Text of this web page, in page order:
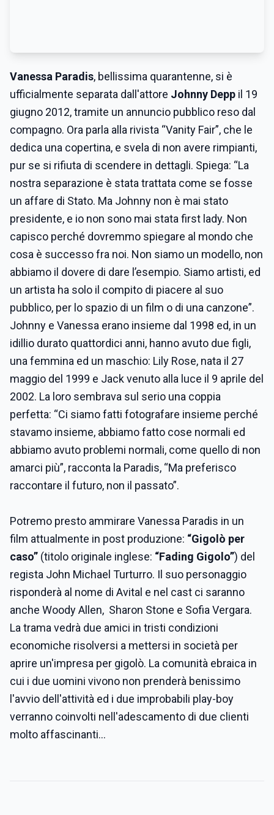
Vanessa Paradis, bellissima quarantenne, si è
ufficialmente separata dall'attore Johnny Depp il 19
giugno 2012, tramite un annuncio pubblico reso dal
compagno. Ora parla alla rivista “Vanity Fair”, che le
dedica una copertina, e svela di non avere rimpianti,
pur se si rifiuta di scendere in dettagli. Spiega: “La
nostra separazione è stata trattata come se fosse
un affare di Stato. Ma Johnny non è mai stato
presidente, e io non sono mai stata first lady. Non
capisco perché dovremmo spiegare al mondo che
cosa è successo fra noi. Non siamo un modello, non
abbiamo il dovere di dare l’esempio. Siamo artisti, ed
un artista ha solo il compito di piacere al suo
pubblico, per lo spazio di un film o di una canzone”.
Johnny e Vanessa erano insieme dal 1998 ed, in un
idillio durato quattordici anni, hanno avuto due figli,
una femmina ed un maschio: Lily Rose, nata il 27
maggio del 1999 e Jack venuto alla luce il 9 aprile del
2002. La loro sembrava sul serio una coppia
perfetta: “Ci siamo fatti fotografare insieme perché
stavamo insieme, abbiamo fatto cose normali ed
abbiamo avuto problemi normali, come quello di non
amarci più”, racconta la Paradis, “Ma preferisco
raccontare il futuro, non il passato”.
Potremo presto ammirare Vanessa Paradis in un
film attualmente in post produzione: “Gigolò per
caso” (titolo originale inglese: “Fading Gigolo”) del
regista John Michael Turturro. Il suo personaggio
risponderà al nome di Avital e nel cast ci saranno
anche Woody Allen, Sharon Stone e Sofia Vergara.
La trama vedrà due amici in tristi condizioni
economiche risolversi a mettersi in società per
aprire un'impresa per gigolò. La comunità ebraica in
cui i due uomini vivono non prenderà benissimo
l'avvio dell'attività ed i due improbabili play-boy
verranno coinvolti nell'adescamento di due clienti
molto affascinanti...